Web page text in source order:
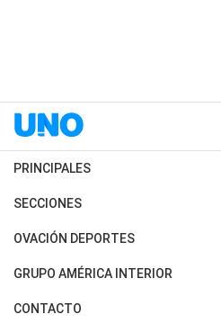
PRINCIPALES
Últimas Noticias
Política
Judiciales
SECCIONES
Horóscopo
Motores
OVACIÓN DEPORTES
Fútbol
Mundial
GRUPO AMÉRICA INTERIOR
Canal 7 en Vivo
CONTACTO